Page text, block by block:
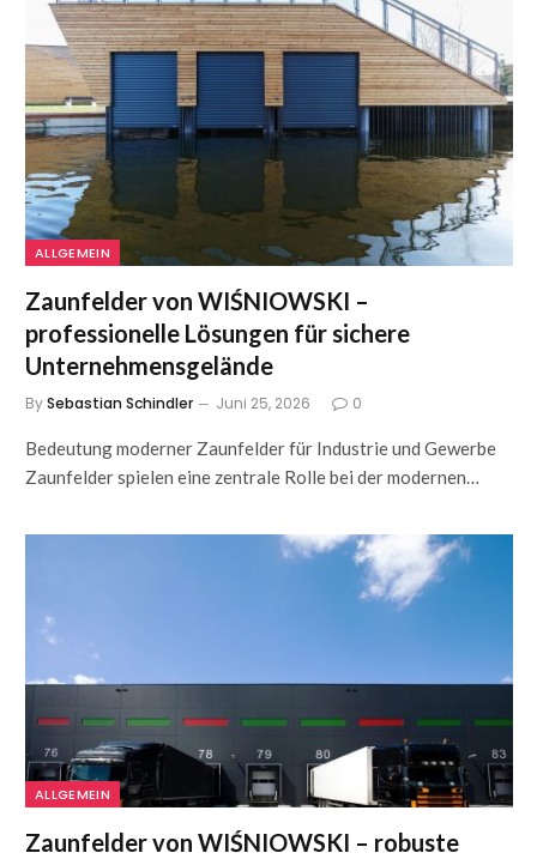
ALLGEMEIN
Zaunfelder von WIŚNIOWSKI –
professionelle Lösungen für sichere
Unternehmensgelände
BySebastian Schindler Juni 25, 2026 0
Bedeutung moderner Zaunfelder für Industrie und Gewerbe
Zaunfelder spielen eine zentrale Rolle bei der modernen…
ALLGEMEIN
Zaunfelder von WIŚNIOWSKI – robuste